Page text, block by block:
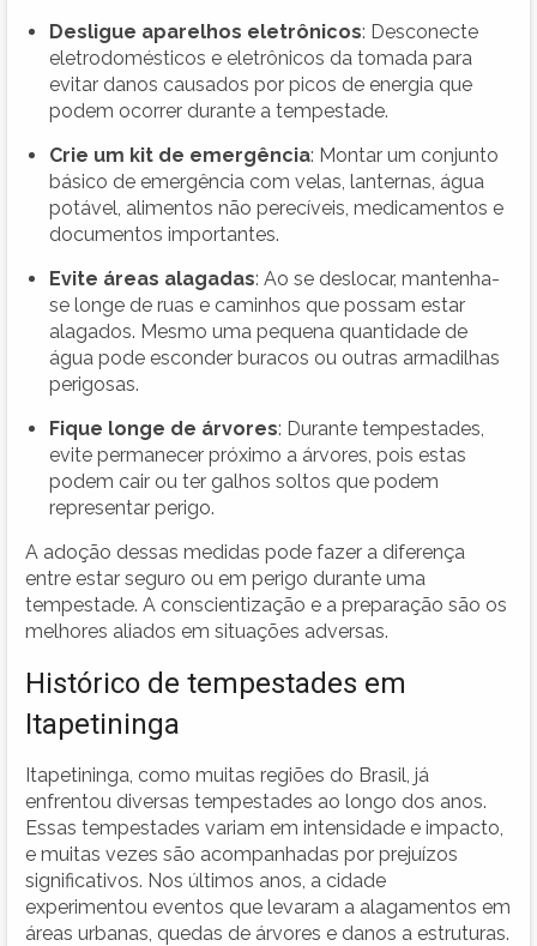
Desligue aparelhos eletrônicos: Desconecte
eletrodomésticos e eletrônicos da tomada para
evitar danos causados por picos de energia que
podem ocorrer durante a tempestade.
Crie um kit de emergência: Montar um conjunto
básico de emergência com velas, lanternas, água
potável, alimentos não perecíveis, medicamentos e
documentos importantes.
Evite áreas alagadas: Ao se deslocar, mantenha-
se longe de ruas e caminhos que possam estar
alagados. Mesmo uma pequena quantidade de
água pode esconder buracos ou outras armadilhas
perigosas.
Fique longe de árvores: Durante tempestades,
evite permanecer próximo a árvores, pois estas
podem cair ou ter galhos soltos que podem
representar perigo.
A adoção dessas medidas pode fazer a diferença
entre estar seguro ou em perigo durante uma
tempestade. A conscientização e a preparação são os
melhores aliados em situações adversas.
Histórico de tempestades em
Itapetininga
Itapetininga, como muitas regiões do Brasil, já
enfrentou diversas tempestades ao longo dos anos.
Essas tempestades variam em intensidade e impacto,
e muitas vezes são acompanhadas por prejuízos
significativos. Nos últimos anos, a cidade
experimentou eventos que levaram a alagamentos em
áreas urbanas, quedas de árvores e danos a estruturas.